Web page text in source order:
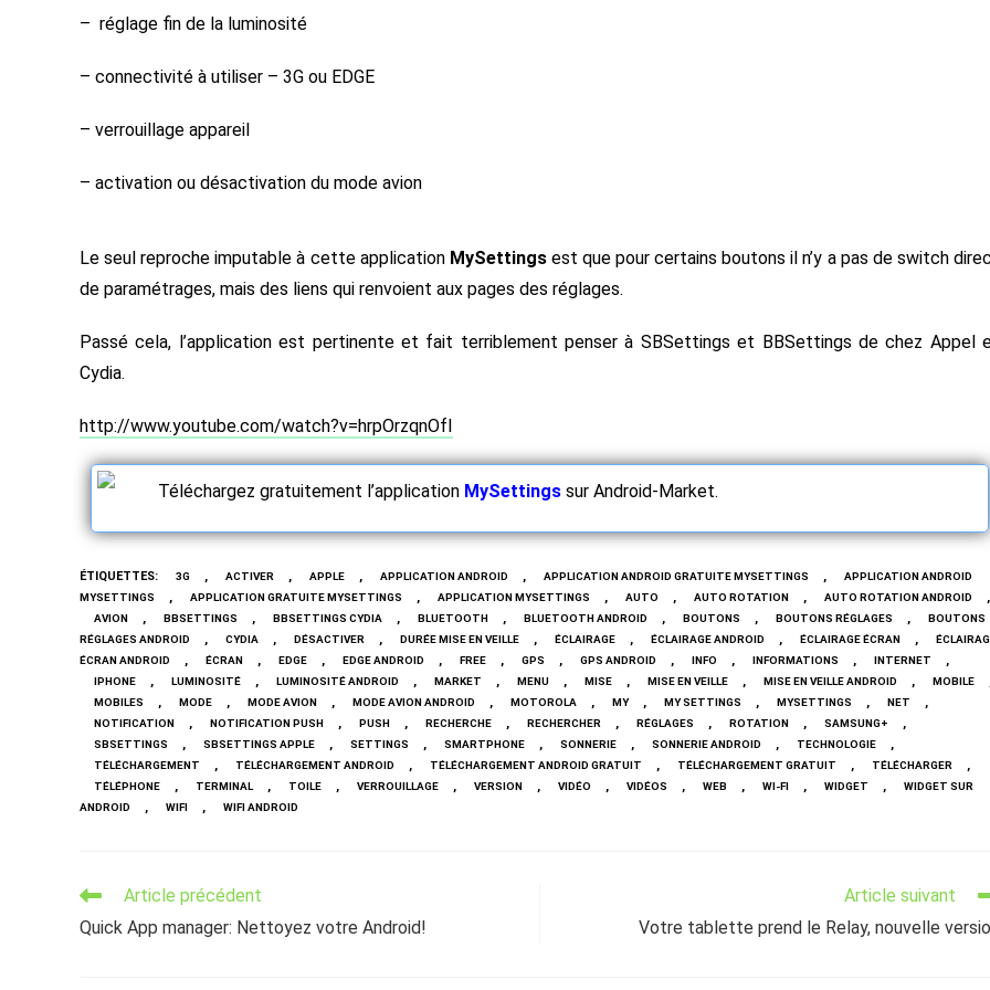
– réglage fin de la luminosité
– connectivité à utiliser – 3G ou EDGE
– verrouillage appareil
– activation ou désactivation du mode avion
Le seul reproche imputable à cette application MySettingsest que pour certains boutons il n’y a pas de switch
de paramétrages, mais des liens qui renvoient aux pages des réglages.
Passé cela, l’application est pertinente et fait terriblement penser à SBSettings et BBSettings de chez Appel
Cydia.
http://www.youtube.com/watch?v=hrpOrzqnOfI
Téléchargez gratuitement l’application MySettings sur Android-Market.
ÉTIQUETTES: 3G , ACTIVER , APPLE , APPLICATION ANDROID , APPLICATION ANDROID GRATUITE MYSETTINGS ,
APPLICATION ANDROID
MYSETTINGS
, APPLICATION GRATUITE MYSETTINGS , APPLICATION MYSETTINGS , AUTO , AUTO ROTATION , AUTO ROTATION ANDROID ,
AVION , BBSETTINGS , BBSETTINGS CYDIA , BLUETOOTH , BLUETOOTH ANDROID , BOUTONS , BOUTONS RÉGLAGES ,
BOUTONS
RÉGLAGES ANDROID
, CYDIA , DÉSACTIVER , DURÉE MISE EN VEILLE , ÉCLAIRAGE , ÉCLAIRAGE ANDROID , ÉCLAIRAGE ÉCRAN ,
ÉCRAN ANDROID
, ÉCRAN , EDGE , EDGE ANDROID , FREE , GPS , GPS ANDROID , INFO , INFORMATIONS , INTERNET ,
IPHONE , LUMINOSITÉ , LUMINOSITÉ ANDROID , MARKET , MENU , MISE , MISE EN VEILLE , MISE EN VEILLE ANDROID , MOBILE
MOBILES , MODE , MODE AVION , MODE AVION ANDROID , MOTOROLA , MY , MY SETTINGS , MYSETTINGS , NET ,
NOTIFICATION , NOTIFICATION PUSH , PUSH , RECHERCHE , RECHERCHER , RÉGLAGES , ROTATION , SAMSUNG+ ,
SBSETTINGS , SBSETTINGS APPLE , SETTINGS , SMARTPHONE , SONNERIE , SONNERIE ANDROID , TECHNOLOGIE ,
TÉLÉCHARGEMENT , TÉLÉCHARGEMENT ANDROID , TÉLÉCHARGEMENT ANDROID GRATUIT , TÉLÉCHARGEMENT GRATUIT , TÉLÉCHARGER ,
TÉLÉPHONE , TERMINAL , TOILE , VERROUILLAGE , VERSION , VIDÉO , VIDÉOS , WEB , WI-FI , WIDGET ,
WIDGET SUR
ANDROID
, WIFI , WIFI ANDROID
Read
articles
Article précédent
Quick App manager: Nettoyez votre Android!
Article suivant
Votre tablette prend le Relay, nouvelle